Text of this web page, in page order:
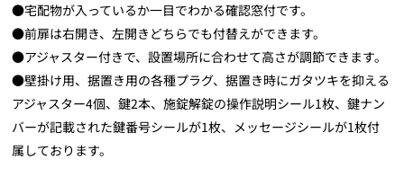
●宅配物が入っているか一目でわかる確認窓付です。
●前扉は右開き、左開きどちらでも付替えができます。
●アジャスター付きで、設置場所に合わせて高さが調節できます。
●壁掛け用、据置き用の各種プラグ、据置き時にガタツキを抑える
アジャスター4個、鍵2本、施錠解錠の操作説明シール1枚、鍵ナン
バーが記載された鍵番号シールが1枚、メッセージシールが1枚付
属しております。